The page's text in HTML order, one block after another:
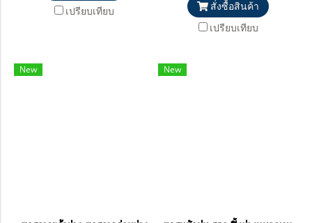
เปรียบเทียบ
สั่งซื้อสินค้า
เปรียบเทียบ
New New